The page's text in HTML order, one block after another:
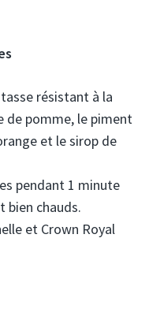
résistant à la
de pomme, le piment
et le sirop de
pendant 1 minute
bien chauds.
et Crown Royal